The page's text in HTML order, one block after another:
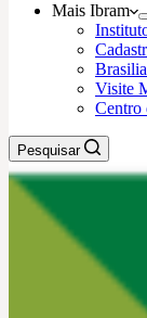
Mais Ibram
Visite
Centro
Pesquisar